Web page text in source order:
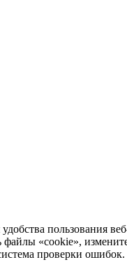
пользования
«cookie»,
проверки